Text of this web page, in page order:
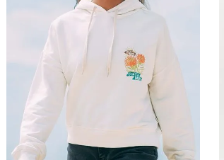
M G GG